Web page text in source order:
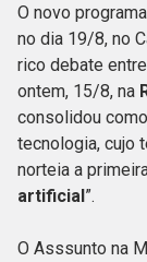
O novo
no dia 19/8, no
rico debate
ontem, 15/8, na
consolidou
tecnologia, cujo
norteia a
artificial”.
O Asssunto na